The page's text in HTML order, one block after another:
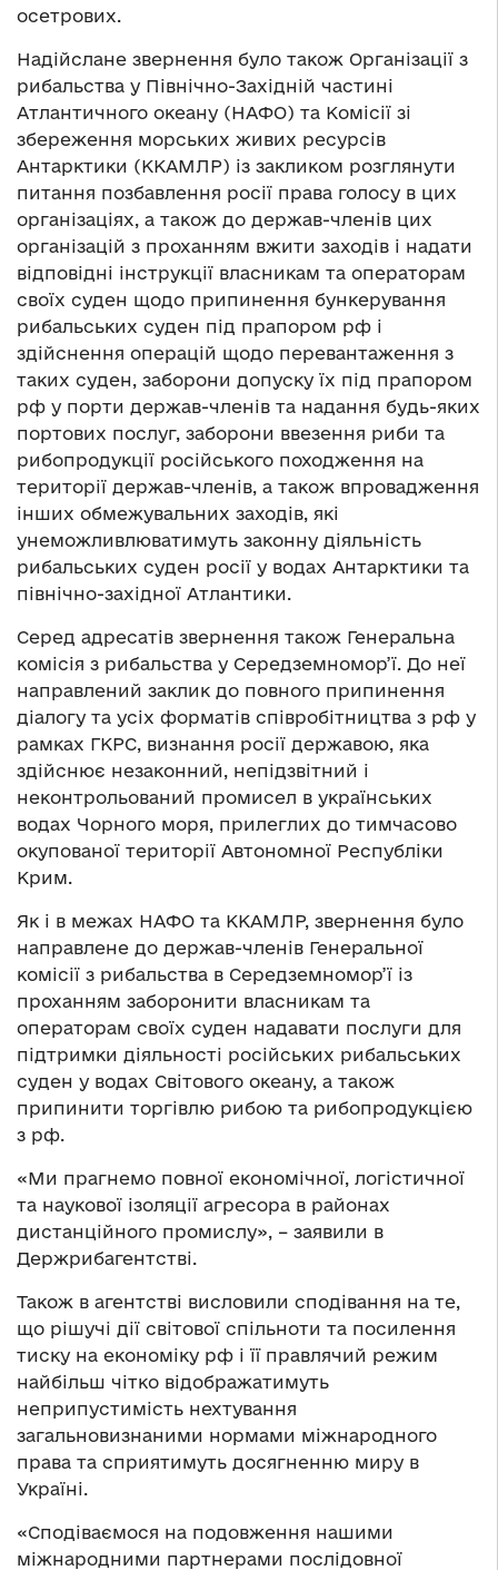
осетрових.
Надійслане звернення було також Організації з
рибальства у Північно-Західній частині
Атлантичного океану (НАФО) та Комісії зі
збереження морських живих ресурсів
Антарктики (ККАМЛР) із закликом розглянути
питання позбавлення росії права голосу в цих
організаціях, а також до держав-членів цих
організацій з проханням вжити заходів і надати
відповідні інструкції власникам та операторам
своїх суден щодо припинення бункерування
рибальських суден під прапором рф і
здійснення операцій щодо перевантаження з
таких суден, заборони допуску їх під прапором
рф у порти держав-членів та надання будь-яких
портових послуг, заборони ввезення риби та
рибопродукції російського походження на
території держав-членів, а також впровадження
інших обмежувальних заходів, які
унеможливлюватимуть законну діяльність
рибальських суден росії у водах Антарктики та
північно-західної Атлантики.
Серед адресатів звернення також Генеральна
комісія з рибальства у Середземномор’ї. До неї
направлений заклик до повного припинення
діалогу та усіх форматів співробітництва з рф у
рамках ГКРС, визнання росії державою, яка
здійснює незаконний, непідзвітний і
неконтрольований промисел в українських
водах Чорного моря, прилеглих до тимчасово
окупованої території Автономної Республіки
Крим.
Як і в межах НАФО та ККАМЛР, звернення було
направлене до держав-членів Генеральної
комісії з рибальства в Середземномор’ї із
проханням заборонити власникам та
операторам своїх суден надавати послуги для
підтримки діяльності російських рибальських
суден у водах Світового океану, а також
припинити торгівлю рибою та рибопродукцією
з рф.
«Ми прагнемо повної економічної, логістичної
та наукової ізоляції агресора в районах
дистанційного промислу», – заявили в
Держрибагентстві.
Також в агентстві висловили сподівання на те,
що рішучі дії світової спільноти та посилення
тиску на економіку рф і її правлячий режим
найбільш чітко відображатимуть
неприпустимість нехтування
загальновизнаними нормами міжнародного
права та сприятимуть досягненню миру в
Україні.
«Сподіваємося на подовження нашими
міжнародними партнерами послідовної